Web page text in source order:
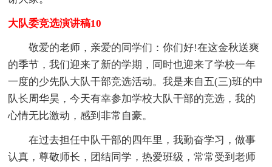
大队委竞选演讲稿10
敬爱的老师，亲爱的同学们：你们好!在这金秋送爽
的季节，我们迎来了新的学期，同时也迎来了学校一年
一度的少先队大队干部竞选活动。我是来自五(三)班的中
队长周华昊，今天有幸参加学校大队干部的竞选，我的
心情无比激动，感到非常自豪。
在过去担任中队干部的四年里，我勤奋学习，做事
认真，尊敬师长，团结同学，热爱班级，常常受到老师